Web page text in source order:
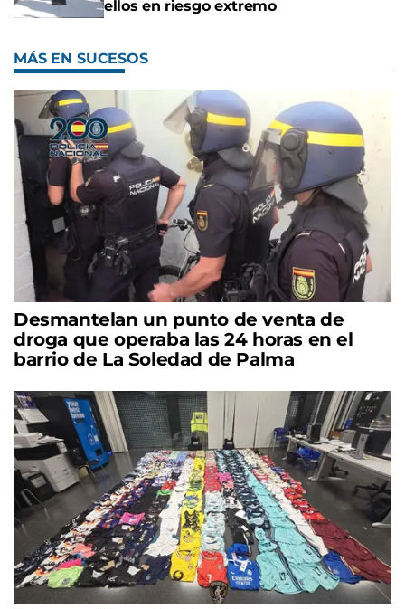
ellos en riesgo extremo
MÁS EN SUCESOS
Desmantelan un punto de venta de
droga que operaba las 24 horas en el
barrio de La Soledad de Palma